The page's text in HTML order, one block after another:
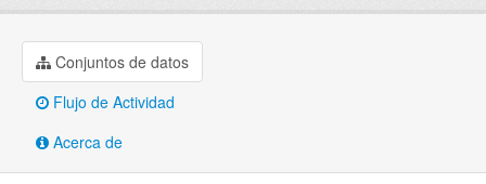
Conjuntos de datos
Flujo de Actividad
Acerca de